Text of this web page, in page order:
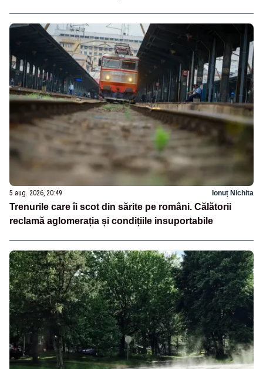
5 aug. 2026, 20:49 Ionuț Nichita
Trenurile care îi scot din sărite pe români. Călătorii
reclamă aglomerația și condițiile insuportabile